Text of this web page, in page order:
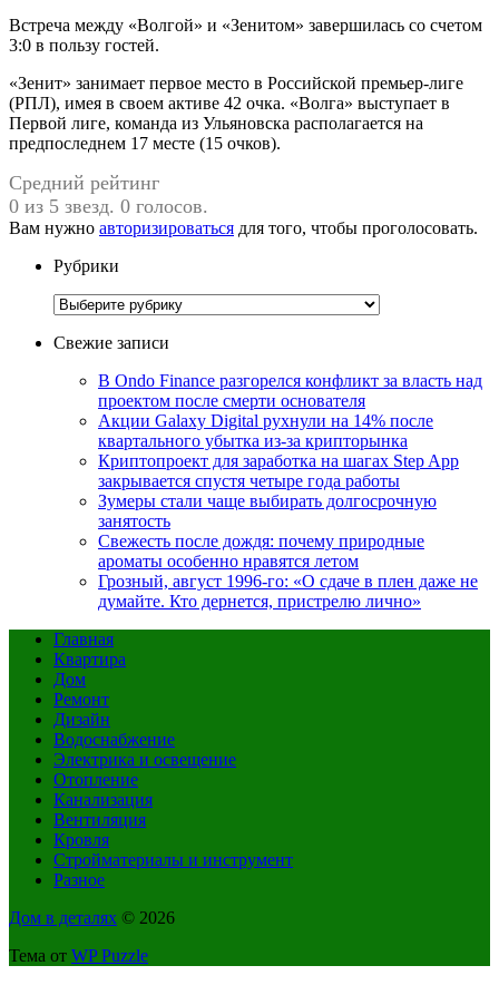
Встреча между «Волгой» и «Зенитом» завершилась со счетом
3:0 в пользу гостей.
«Зенит» занимает первое место в Российской премьер-лиге
(РПЛ), имея в своем активе 42 очка. «Волга» выступает в
Первой лиге, команда из Ульяновска располагается на
предпоследнем 17 месте (15 очков).
Средний рейтинг
0 из 5 звезд. 0 голосов.
Вам нужно авторизироваться для того, чтобы проголосовать.
Рубрики
Рубрики
Свежие записи
В Ondo Finance разгорелся конфликт за власть над
проектом после смерти основателя
Акции Galaxy Digital рухнули на 14% после
квартального убытка из-за крипторынка
Криптопроект для заработка на шагах Step App
закрывается спустя четыре года работы
Зумеры стали чаще выбирать долгосрочную
занятость
Свежесть после дождя: почему природные
ароматы особенно нравятся летом
Грозный, август 1996-го: «О сдаче в плен даже не
думайте. Кто дернется, пристрелю лично»
Главная
Квартира
Дом
Ремонт
Дизайн
Водоснабжение
Электрика и освещение
Отопление
Канализация
Вентиляция
Кровля
Стройматериалы и инструмент
Разное
Дом в деталях © 2026
Тема от WP Puzzle